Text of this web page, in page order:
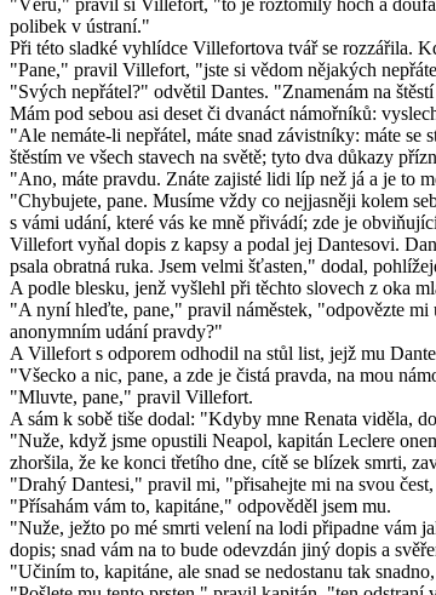
"Věru," pravil si Villefort, "to je roztomilý hoch a
polibek v ústraní."
Při této sladké vyhlídce Villefortova tvář se rozzářila.
"Pane," pravil Villefort, "jste si vědom nějakých
"Svých nepřátel?" odvětil Dantes. "Znamenám na
Mám pod sebou asi deset či dvanáct námořníků:
"Ale nemáte-li nepřátel, máte snad závistníky: máte
štěstím ve všech stavech na světě; tyto dva důkazy
"Ano, máte pravdu. Znáte zajisté lidi líp než já a je to
"Chybujete, pane. Musíme vždy co nejjasněji kolem
s vámi udání, které vás ke mně přivádí; zde je
Villefort vyňal dopis z kapsy a podal jej Dantesovi.
psala obratná ruka. Jsem velmi šťasten," dodal,
A podle blesku, jenž vyšlehl při těchto slovech z oka
"A nyní hleďte, pane," pravil náměstek, "odpovězte mi
anonymním udání pravdy?"
A Villefort s odporem odhodil na stůl list, jejž mu
"Všecko a nic, pane, a zde je čistá pravda, na mou
"Mluvte, pane," pravil Villefort.
A sám k sobě tiše dodal: "Kdyby mne Renata viděla,
"Nuže, když jsme opustili Neapol, kapitán Leclere
zhoršila, že ke konci třetího dne, cítě se blízek smrti,
"Drahý Dantesi," pravil mi, "přisahejte mi na svou
"Přísahám vám to, kapitáne," odpověděl jsem mu.
"Nuže, ježto po mé smrti velení na lodi připadne vám
dopis; snad vám na to bude odevzdán jiný dopis a
"Učiním to, kapitáne, ale snad se nedostanu tak